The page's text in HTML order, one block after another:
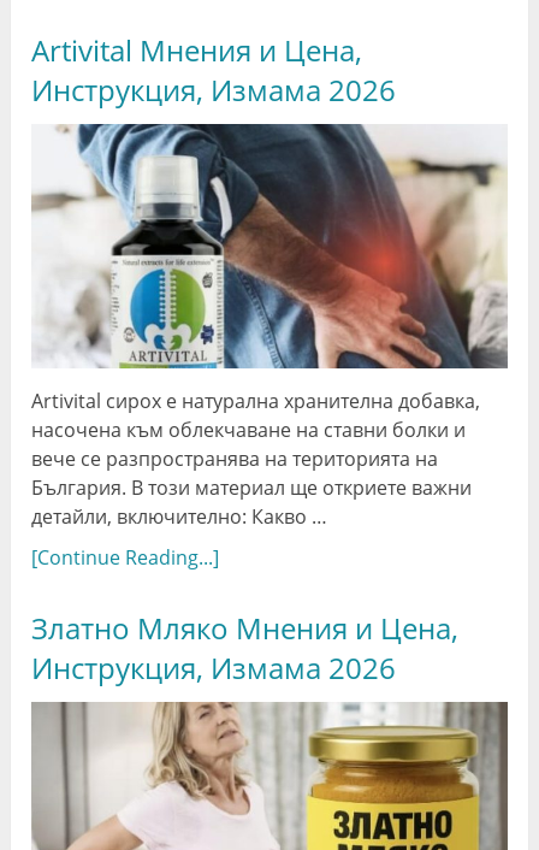
Artivital Мнения и Цена,
Инструкция, Измама 2026
Artivital сирох е натурална хранителна добавка,
насочена към облекчаване на ставни болки и
вече се разпространява на територията на
България. В този материал ще откриете важни
детайли, включително: Какво …
[Continue Reading...]
Златно Мляко Мнения и Цена,
Инструкция, Измама 2026